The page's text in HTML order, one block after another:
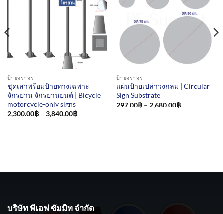
ป้ายจราจร
ชุดเสาพร้อมป้ายทางเฉพาะ
จักรยาน จักรยานยนต์ | Bicycle
motorcycle-only signs
2,300.00฿ – 3,840.00฿Price
ป้ายจราจร
แผ่นป้ายเปล่าวงกลม | Circular
Sign Substrate
297.00฿ – 2,680.00฿Price
บริษัท พีเอฟ ซัมมิท จำกัด